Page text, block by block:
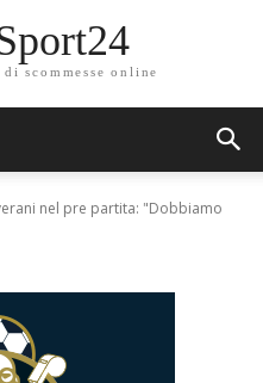
scommesse online
nel pre partita: "Dobbiamo